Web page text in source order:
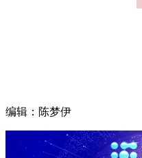
编辑：陈梦伊